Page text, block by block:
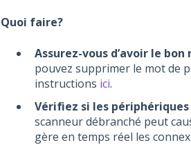
Quoi faire?
Assurez-vous d’avoir le
pouvez supprimer le mot de
instructions ici.
Vérifiez si les
scanneur débranché peut
gère en temps réel les